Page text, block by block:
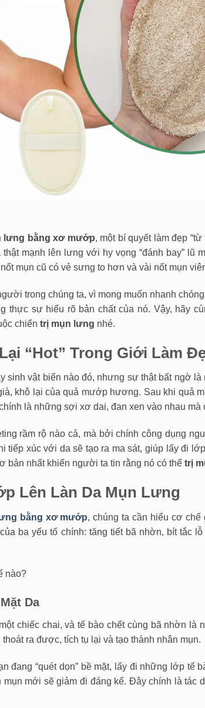
lưng bằng xơ mướp, một bí quyết làm đẹp
mạnh lên lưng với hy vọng “đánh bay” lũ
mụn cũ có vẻ sưng to hơn và vài nốt mụn
trong chúng ta, vì mong muốn nhanh
sự hiểu rõ bản chất của nó. Vậy, hãy
chiến trị mụn lưng nhé.
“Hot” Trong Giới Làm
vật biển nào đó, nhưng sự thật bất ngờ là
khô lại của quả mướp hương. Sau khi quả
là những sợi xơ dai, đan xen vào nhau
rầm rộ nào cả, mà bởi chính công dụng
tiếp xúc với da sẽ tạo ra ma sát, giúp lấy đi
bản nhất khiến người ta tin rằng nó có thể trị
Lên Làn Da Mụn Lưng
bằng xơ mướp, chúng ta cần hiểu cơ
ba yếu tố chính: tăng tiết bã nhờn, bít tắc
nào?
Da
chiếc chai, và tế bào chết cùng bã nhờn là
ra được, tích tụ lại và tạo thành nhân mụn.
đang “quét dọn” bề mặt, lấy đi những lớp tế
mới sẽ giảm đi đáng kể. Đây chính là tác